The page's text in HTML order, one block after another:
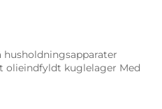
olieindfyldt kuglelager Med